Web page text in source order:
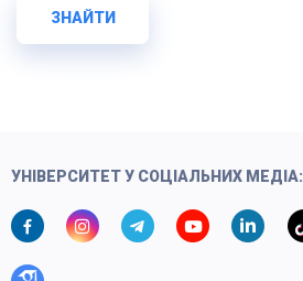
ЗНАЙТИ
УНІВЕРСИТЕТ У СОЦІАЛЬНИХ МЕДІА: